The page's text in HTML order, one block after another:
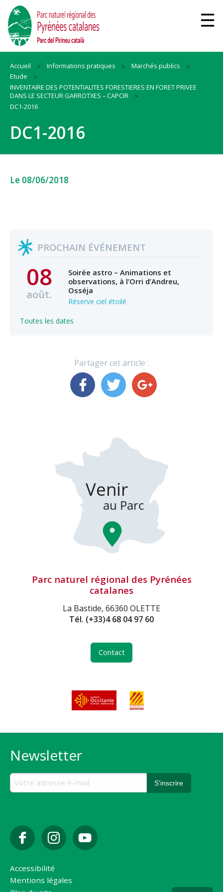
Accueil Informations pratiques
Marchés publics
Etude
INVENTAIRE DES POTENTIALITES FORESTIERES EN FORET PRIVEE
DANS LE SECTEUR GARROTXES – CAPCIR
DC1-2016
DC1-2016
Le 08/06/2018
PROCHAIN ÉVÉNEMENT
08
août.
Soirée astro – Animations et
observations, à l’Orri d’Andreu,
Osséja
Réserve ciel étoilé
Toutes les dates
Partager cet article :
Parc naturel régional des Pyrénées
catalanes
La Bastide, 66360 OLETTE
Tél. (+33)4 68 04 97 60
Contact
Newsletter
Accessibilité
Mentions légales